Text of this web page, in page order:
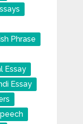
Phrase
Essay
Essay